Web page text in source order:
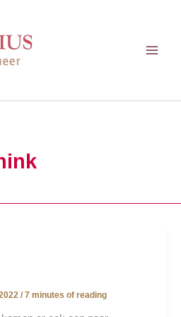
/ 7 minutes of reading